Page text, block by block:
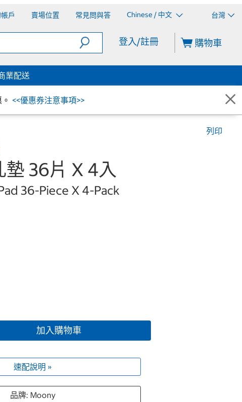
戶 賣場位置 常見問與答 Chinese / 中文 台灣
登入/註冊 購物車
業配送
<<優惠券注意事項>>
列印
36片 X 4入
36-Piece X 4-Pack
加入購物車
速配說明 »
品牌: Moony